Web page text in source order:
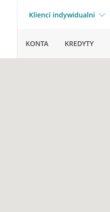
Klienci indywidualni
KONTA KREDYTY